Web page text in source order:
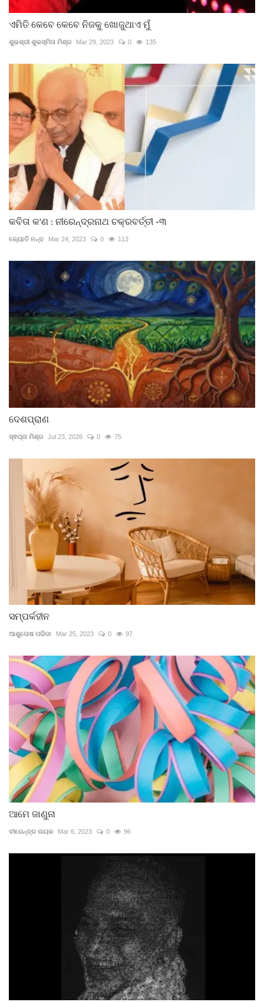
ଏମିତି କେବେ କେବେ ନିଜକୁ ଖୋଜୁଥାଏ ମୁଁ
ଶୁଭଶ୍ରୀ ଶୁଭସ୍ମିତା ମିଶ୍ର Mar 29, 2023 0 135
କବିତା କ'ଣ : ନୀରେନ୍ଦ୍ରନାଥ ଚକ୍ରବର୍ତ୍ତୀ -୩
ଜ୍ୟୋତି ନନ୍ଦ Mar 24, 2023 0 113
ଦେଶପ୍ରାଣ
ସ୍ଵପ୍ନା ମିଶ୍ର Jul 23, 2026 0 75
ସମ୍ପର୍କହୀନ
ଆଶୁତୋଷ ପରିଡା Mar 25, 2023 0 97
ଆମେ ଜାଣୁନା
ବୀରେନ୍ଦ୍ର ନାୟକ Mar 6, 2023 0 96